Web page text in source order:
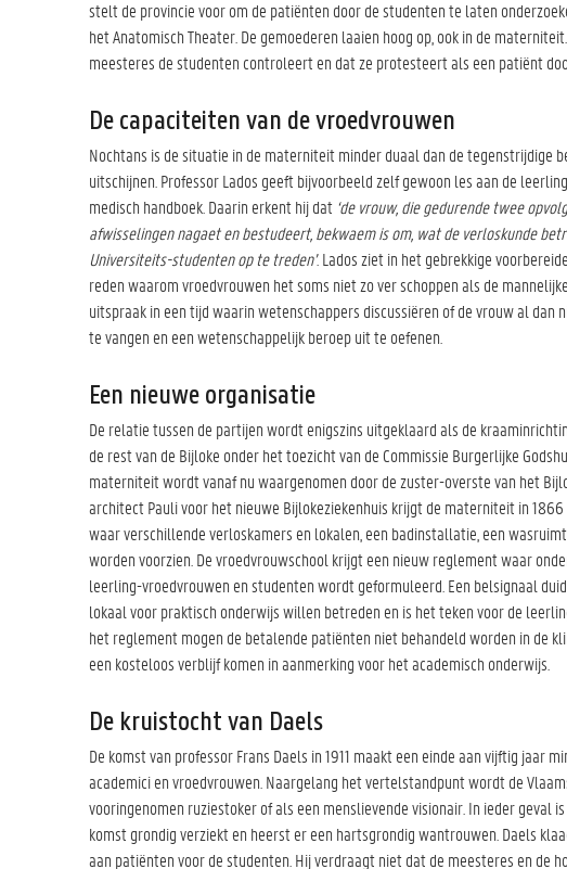
stelt de provincie voor om de patiënten door de studenten te laten
het Anatomisch Theater. De gemoederen laaien hoog op, ook in de
meesteres de studenten controleert en dat ze protesteert als een patiënt
De capaciteiten van de vroedvrouwen
Nochtans is de situatie in de materniteit minder duaal dan de tegenstrijdige
uitschijnen. Professor Lados geeft bijvoorbeeld zelf gewoon les aan de
medisch handboek. Daarin erkent hij dat ‘de vrouw, die gedurende twee
afwisselingen nagaet en bestudeert, bekwaem is om, wat de verloskunde
Universiteits-studenten op te treden’. Lados ziet in het gebrekkige
reden waarom vroedvrouwen het soms niet zo ver schoppen als de
uitspraak in een tijd waarin wetenschappers discussiëren of de vrouw al dan
te vangen en een wetenschappelijk beroep uit te oefenen.
Een nieuwe organisatie
De relatie tussen de partijen wordt enigszins uitgeklaard als de
de rest van de Bijloke onder het toezicht van de Commissie Burgerlijke
materniteit wordt vanaf nu waargenomen door de zuster-overste van het
architect Pauli voor het nieuwe Bijlokeziekenhuis krijgt de materniteit in
waar verschillende verloskamers en lokalen, een badinstallatie, een
worden voorzien. De vroedvrouwschool krijgt een nieuw reglement waar
leerling-vroedvrouwen en studenten wordt geformuleerd. Een belsignaal
lokaal voor praktisch onderwijs willen betreden en is het teken voor de
het reglement mogen de betalende patiënten niet behandeld worden in de
een kosteloos verblijf komen in aanmerking voor het academisch onderwijs.
De kruistocht van Daels
De komst van professor Frans Daels in 1911 maakt een einde aan vijftig jaar
academici en vroedvrouwen. Naargelang het vertelstandpunt wordt de
vooringenomen ruziestoker of als een menslievende visionair. In ieder geval
komst grondig verziekt en heerst er een hartsgrondig wantrouwen. Daels
aan patiënten voor de studenten. Hij verdraagt niet dat de meesteres en de